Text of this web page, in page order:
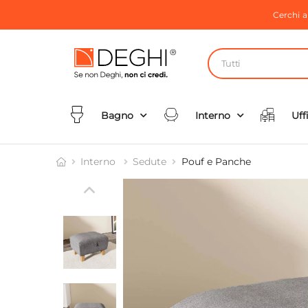
Cerchi
Tutti
Bagno Interno
Interno Sedute Pouf e Panche